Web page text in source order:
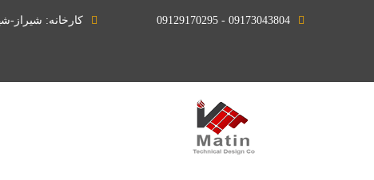
09173043804 - 09129170295 کارخانه: شیراز-